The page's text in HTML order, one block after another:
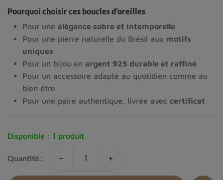
Pourquoi choisir ces boucles d’oreilles
Pour une élégance sobre et intemporelle
Pour une pierre naturelle du Brésil aux motifs
uniques
Pour un bijou en argent 925 durable et raffiné
Pour un accessoire adapté au quotidien comme au
bien‑être
Pour une paire authentique, livrée avec certificat
Disponible : 1 produit
Quantité : - +